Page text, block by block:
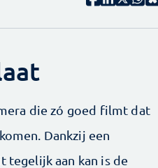
die zó goed filmt dat
Dankzij een
tegelijk aan kan is de